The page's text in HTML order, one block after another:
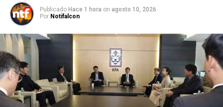
Publicado Hace 1 hora on agosto 10, 2026
Por Notifalcon